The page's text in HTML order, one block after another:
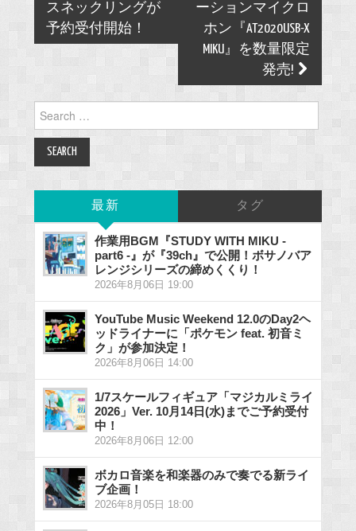
スネックリングが
予約受付開始！
ーションマイクロ
ホン『AT2020USB-X
MIKU』を数量限定
発売!
for:
最新 タグ
作業用BGM『STUDY WITH MIKU -
part6 -』が『39ch』で公開！ボサノバア
レンジシリーズの締めくくり！
2026年8月06日 19:00
YouTube Music Weekend 12.0のDay2ヘ
ッドライナーに「ポケモン feat. 初音ミ
ク」が参加決定！
2026年8月06日 14:00
1/7スケールフィギュア「マジカルミライ
2026」Ver. 10月14日(水)までご予約受付
中！
2026年8月06日 12:00
ボカロ音楽を和楽器のみで奏でる新ライ
ブ企画！
2026年8月05日 18:00